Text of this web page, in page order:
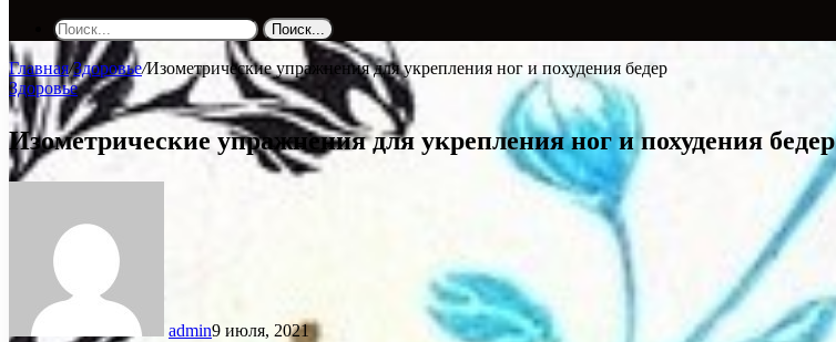
Поиск...
Главная/Здоровье/Изометрические упражнения для укрепления ног и похудения бедер
Здоровье
Изометрические упражнения для укрепления ног и похудения бедер
admin9 июля, 2021